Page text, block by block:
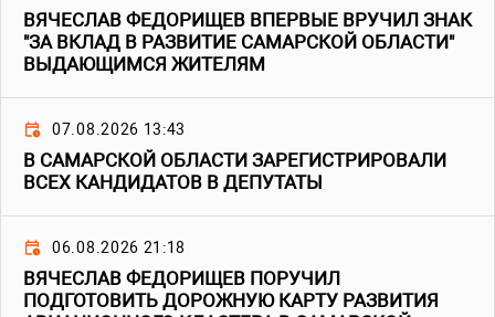
ВЯЧЕСЛАВ ФЕДОРИЩЕВ ВПЕРВЫЕ ВРУЧИЛ ЗНАК
"ЗА ВКЛАД В РАЗВИТИЕ САМАРСКОЙ ОБЛАСТИ"
ВЫДАЮЩИМСЯ ЖИТЕЛЯМ
07.08.2026 13:43
В САМАРСКОЙ ОБЛАСТИ ЗАРЕГИСТРИРОВАЛИ
ВСЕХ КАНДИДАТОВ В ДЕПУТАТЫ
06.08.2026 21:18
ВЯЧЕСЛАВ ФЕДОРИЩЕВ ПОРУЧИЛ
ПОДГОТОВИТЬ ДОРОЖНУЮ КАРТУ РАЗВИТИЯ